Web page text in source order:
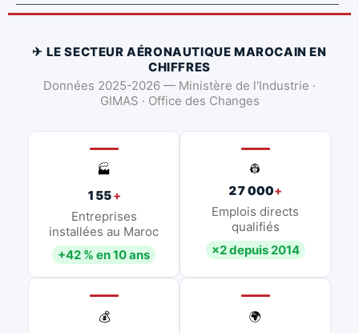
✈ LE SECTEUR AÉRONAUTIQUE MAROCAIN EN
CHIFFRES
Données 2025-2026 — Ministère de l'Industrie ·
GIMAS · Office des Changes
🏭
155+
Entreprises
installées au Maroc
+42 % en 10 ans
👷
27 000+
Emplois directs
qualifiés
×2 depuis 2014
💰
🌍